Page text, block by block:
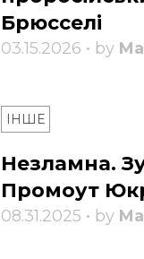
Брюсселі
03.15.2026 • by
ІНШЕ
Незламна.
Промоут
08.31.2025 • by